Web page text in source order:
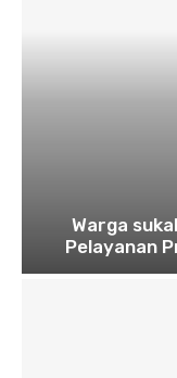
Warga
Pelayanan